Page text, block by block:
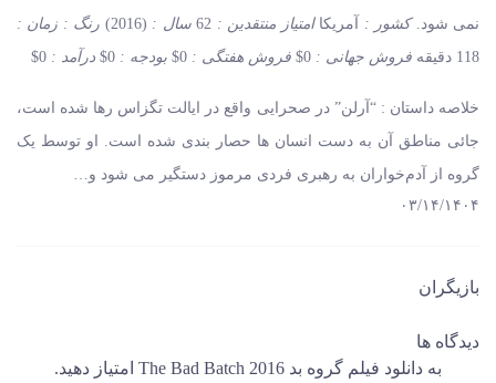
نمی شود.کشور : آمریکاامتیاز منتقدین : 62 سال : (2016) رنگ : زمان :
118 دقیقه
فروش جهانی : 0$ فروش هفتگی : 0$ بودجه : 0$ درآمد : 0$
خلاصه داستان : “آرلن” در صحرایی واقع در ایالت تگزاس رها شده است،
جائی مناطق آن به دست انسان ها حصار بندی شده است. او توسط یک
گروه از آدم‌خواران به رهبری فردی مرموز دستگیر می شود و…
۰۳/۱۴/۱۴۰۴
بازیگران
دیدگاه ها
به دانلود فیلم گروه بد 2016 The Bad Batch امتیاز دهید.